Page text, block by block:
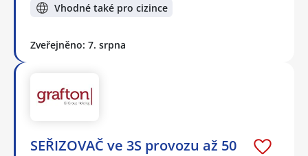
Vhodné také pro cizince
Zveřejněno: 7. srpna
SEŘIZOVAČ ve 3S provozu až 50